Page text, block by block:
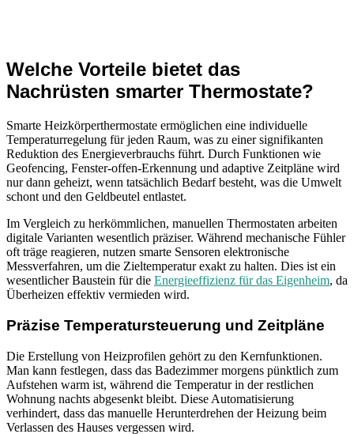
Welche Vorteile bietet das
Nachrüsten smarter Thermostate?
Smarte Heizkörperthermostate ermöglichen eine individuelle
Temperaturregelung für jeden Raum, was zu einer signifikanten
Reduktion des Energieverbrauchs führt. Durch Funktionen wie
Geofencing, Fenster-offen-Erkennung und adaptive Zeitpläne wird
nur dann geheizt, wenn tatsächlich Bedarf besteht, was die Umwelt
schont und den Geldbeutel entlastet.
Im Vergleich zu herkömmlichen, manuellen Thermostaten arbeiten
digitale Varianten wesentlich präziser. Während mechanische Fühler
oft träge reagieren, nutzen smarte Sensoren elektronische
Messverfahren, um die Zieltemperatur exakt zu halten. Dies ist ein
wesentlicher Baustein für die Energieeffizienz für das Eigenheim, da
Überheizen effektiv vermieden wird.
Präzise Temperatursteuerung und Zeitpläne
Die Erstellung von Heizprofilen gehört zu den Kernfunktionen.
Man kann festlegen, dass das Badezimmer morgens pünktlich zum
Aufstehen warm ist, während die Temperatur in der restlichen
Wohnung nachts abgesenkt bleibt. Diese Automatisierung
verhindert, dass das manuelle Herunterdrehen der Heizung beim
Verlassen des Hauses vergessen wird.